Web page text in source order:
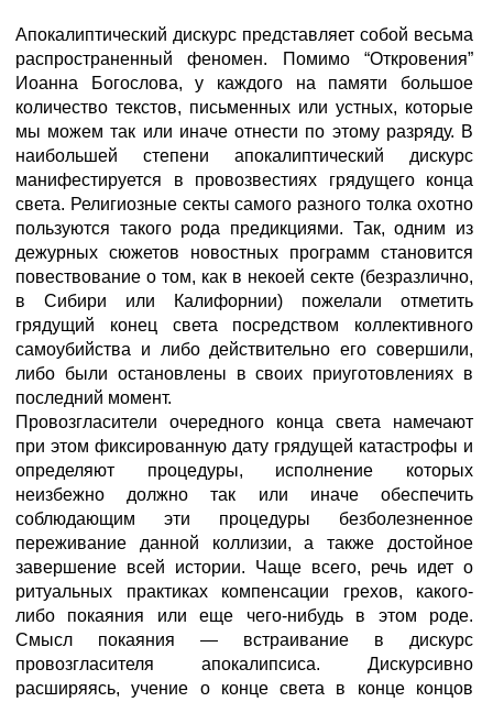
Апокалиптический дискурс представляет собой весьма
распространенный феномен. Помимо “Откровения”
Иоанна Богослова, у каждого на памяти большое
количество текстов, письменных или устных, которые
мы можем так или иначе отнести по этому разряду. В
наибольшей степени апокалиптический дискурс
манифестируется в провозвестиях грядущего конца
света. Религиозные секты самого разного толка охотно
пользуются такого рода предикциями. Так, одним из
дежурных сюжетов новостных программ становится
повествование о том, как в некоей секте (безразлично,
в Сибири или Калифорнии) пожелали отметить
грядущий конец света посредством коллективного
самоубийства и либо действительно его совершили,
либо были остановлены в своих приуготовлениях в
последний момент.
Провозгласители очередного конца света намечают
при этом фиксированную дату грядущей катастрофы и
определяют процедуры, исполнение которых
неизбежно должно так или иначе обеспечить
соблюдающим эти процедуры безболезненное
переживание данной коллизии, а также достойное
завершение всей истории. Чаще всего, речь идет о
ритуальных практиках компенсации грехов, какого-
либо покаяния или еще чего-нибудь в этом роде.
Смысл покаяния — встраивание в дискурс
провозгласителя апокалипсиса. Дискурсивно
расширяясь, учение о конце света в конце концов